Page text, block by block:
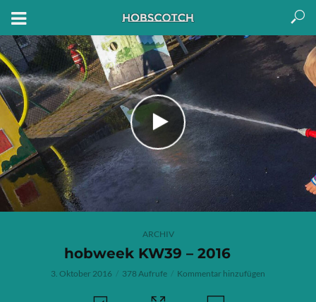
ARCHIV
hobweek KW39 – 2016
3. Oktober 2016 378 Aufrufe Kommentar hinzufügen